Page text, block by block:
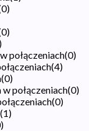
0)
0)
)
połączeniach(0)
(4)
(0)
połączeniach(0)
(0)
(1)
)